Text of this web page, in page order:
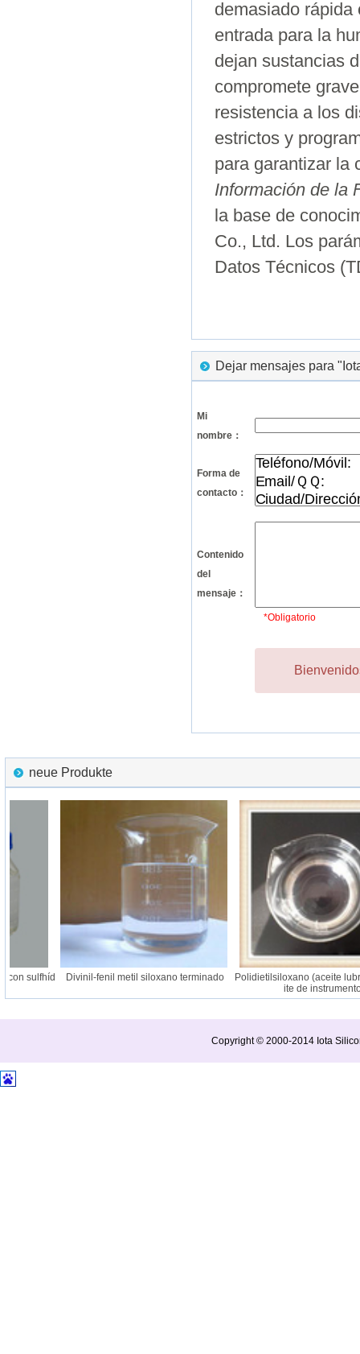
demasiado
entrada para la
dejan sustancias
compromete
resistencia a los
estrictos y
para garantizar la
Información de la
la base de
Co., Ltd. Los
Datos Técnicos
Dejar mensajes para
Mi
nombre：
Forma de
contacto：
Contenido
del
mensaje：
*Obligatorio
neue Produkte
sulfhíd Divinil-fenil metil siloxano terminado
Polidietilsiloxano (aceite
ite de instrumento)
Copyright © 2000-2014 Iota